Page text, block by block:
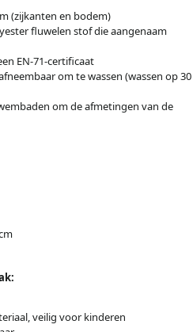
(zijkanten en bodem)
fluwelen stof die aangenaam
EN-71-certificaat
om te wassen (wassen op 30
om de afmetingen van de
veilig voor kinderen